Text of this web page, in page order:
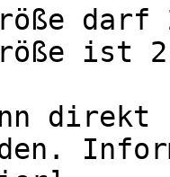
darf
ist
direkt